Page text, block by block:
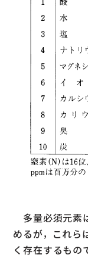
多量必須元素
めるが，これら
く存在するもの